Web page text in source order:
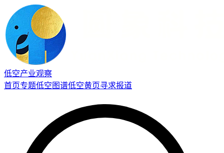
低空产业观察
首页专题低空图谱低空黄页寻求报道